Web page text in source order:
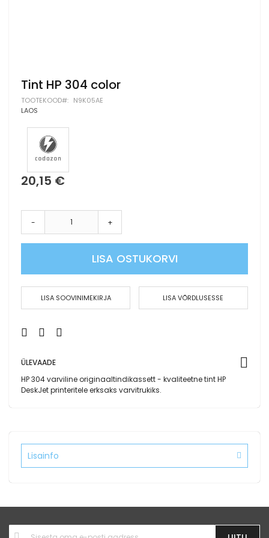
Skip
to
the
beginning
images
gallery
Tint HP 304 color
TOOTEKOOD
N9K05AE
LAOS
20,15 €
- +
LISA OSTUKORVI
LISA SOOVINIMEKIRJA LISA VÕRDLUSESSE
ÜLEVAADE
HP 304 varviline originaaltindikassett - kvaliteetne tint HP
DeskJet printeritele erksaks varvitrukiks.
Lisainfo